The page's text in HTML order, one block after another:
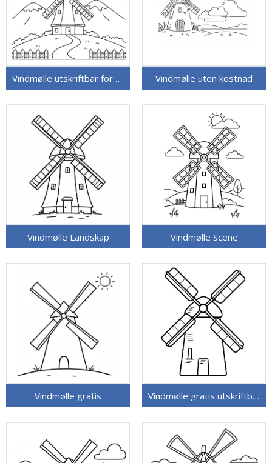
Vindmølle utskriftbar for barn Vindmølle uten kostnad
Vindmølle Landskap Vindmølle Scene
Vindmølle gratis Vindmølle gratis utskriftbar